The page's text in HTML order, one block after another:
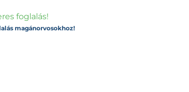
foglalás!
magánorvosokhoz!